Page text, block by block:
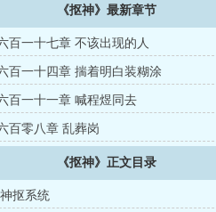
《抠神》最新章节
百一十七章 不该出现的人
百一十四章 揣着明白装糊涂
百一十一章 喊程煜同去
百零八章 乱葬岗
《抠神》正文目录
抠系统